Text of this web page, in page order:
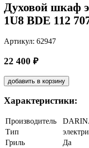
Духовой шкаф
1U8 BDE 112
Артикул: 62947
22 400 ₽
добавить в корзину
Характеристики:
Производитель
Тип
Гриль
Да